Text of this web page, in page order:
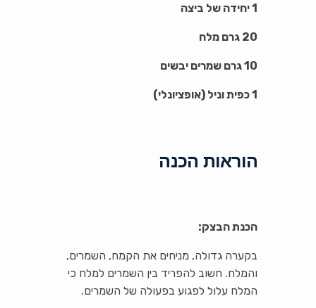
1 יחידה של ביצה
20 גרם מלח
10 גרם שמרים יבשים
1 כפית וניל (אופציונלי)
הוראות הכנה
הכנת הבצק:
בקערה גדולה, מניחים את הקמח, השמרים,
והמלח. חשוב להפריד בין השמרים למלח כי
המלח עלול לפגוע בפעולה של השמרים.